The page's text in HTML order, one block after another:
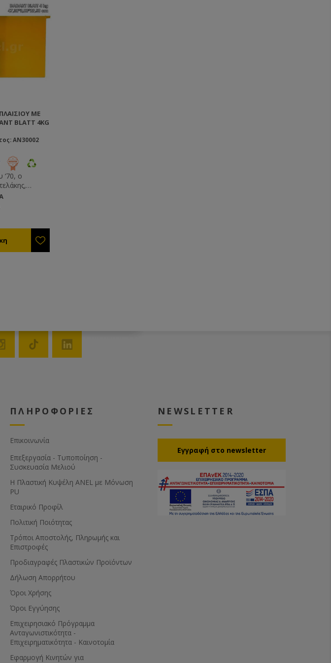
ΜΕ
BLATT 4KG
AN30002
‘70, ο
σχεδίασε και
Η εφεύρεσή
που
προς τα πάνω
για να
το
για
ΠΛΗΡΟΦΟΡΙΕΣ
Επικοινωνία
Επεξεργασία - Τυποποίηση -
Συσκευασία Μελιού
Η Πλαστική Κυψέλη ANEL με Μόνωση
PU
Εταιρικό Προφίλ
Πολιτική Ποιότητας
Τρόποι Αποστολής, Πληρωμής και
Επιστροφές
Προδιαγραφές Πλαστικών Προϊόντων
Δήλωση Απορρήτου
Όροι Χρήσης
Όροι Εγγύησης
Eπιχειρησιακό Πρόγραμμα
Ανταγωνιστικότητα -
Επιχειρηματικότητα - Καινοτομία
Εφαρμογή Κινητών για
NEWSLETTER
Eγγραφή στο newsletter